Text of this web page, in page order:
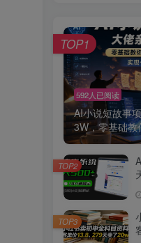
592人已阅读
AI小说短故事
3W，零基础教
TOP1
TOP2
TOP3